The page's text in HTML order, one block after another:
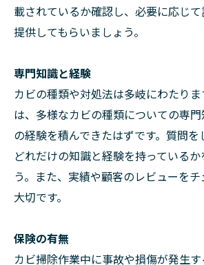
載されているか確認し、必要に応じ
提供してもらいましょう。
専門知識と経験
カビの種類や対処法は多岐にわたり
は、多様なカビの種類についての専
の経験を積んできたはずです。質問を
どれだけの知識と経験を持っている
う。また、実績や顧客のレビューを
大切です。
保険の有無
カビ掃除作業中に事故や損傷が発生